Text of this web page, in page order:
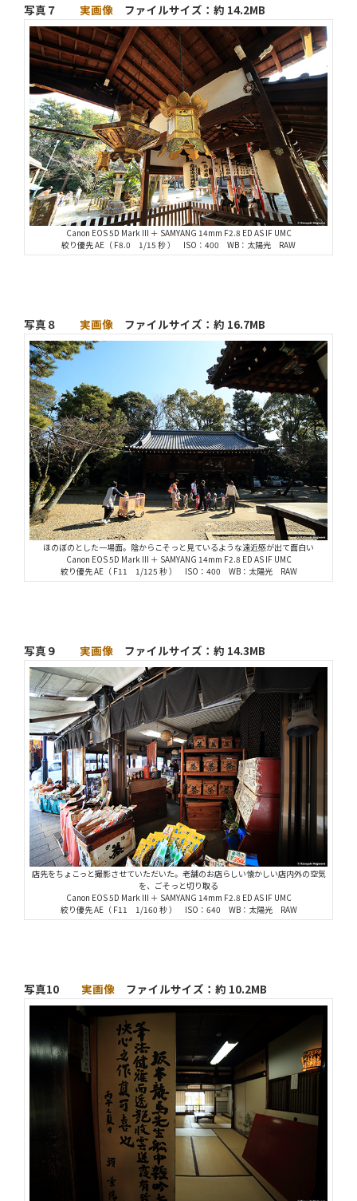
写真７ 実画像 ファイルサイズ：約 14.2MB
Canon EOS 5D Mark III ＋ SAMYANG 14mm F2.8 ED AS IF UMC
絞り優先 AE（ F8.0 1/15 秒 ） ISO：400 WB：太陽光 RAW
写真８ 実画像 ファイルサイズ：約 16.7MB
ほのぼのとした一場面。陰からこそっと見ているような遠近感が出て面白い
Canon EOS 5D Mark III ＋ SAMYANG 14mm F2.8 ED AS IF UMC
絞り優先 AE（ F11 1/125 秒 ） ISO：400 WB：太陽光 RAW
写真９ 実画像 ファイルサイズ：約 14.3MB
店先をちょこっと撮影させていただいた。老舗のお店らしい懐かしい店内外の空気
を、ごそっと切り取る
Canon EOS 5D Mark III ＋ SAMYANG 14mm F2.8 ED AS IF UMC
絞り優先 AE（ F11 1/160 秒 ） ISO：640 WB：太陽光 RAW
写真10 実画像 ファイルサイズ：約 10.2MB